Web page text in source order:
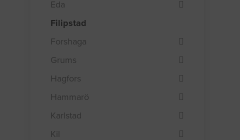
Eda
Filipstad
Forshaga
Grums
Hagfors
Hammarö
Karlstad
Kil